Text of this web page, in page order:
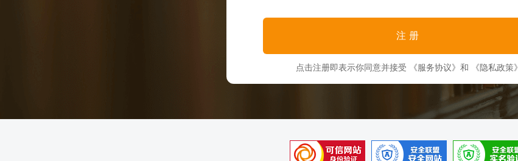
注册
点击注册即表示你同意并接受 《服务协议》 和 《隐私政策》